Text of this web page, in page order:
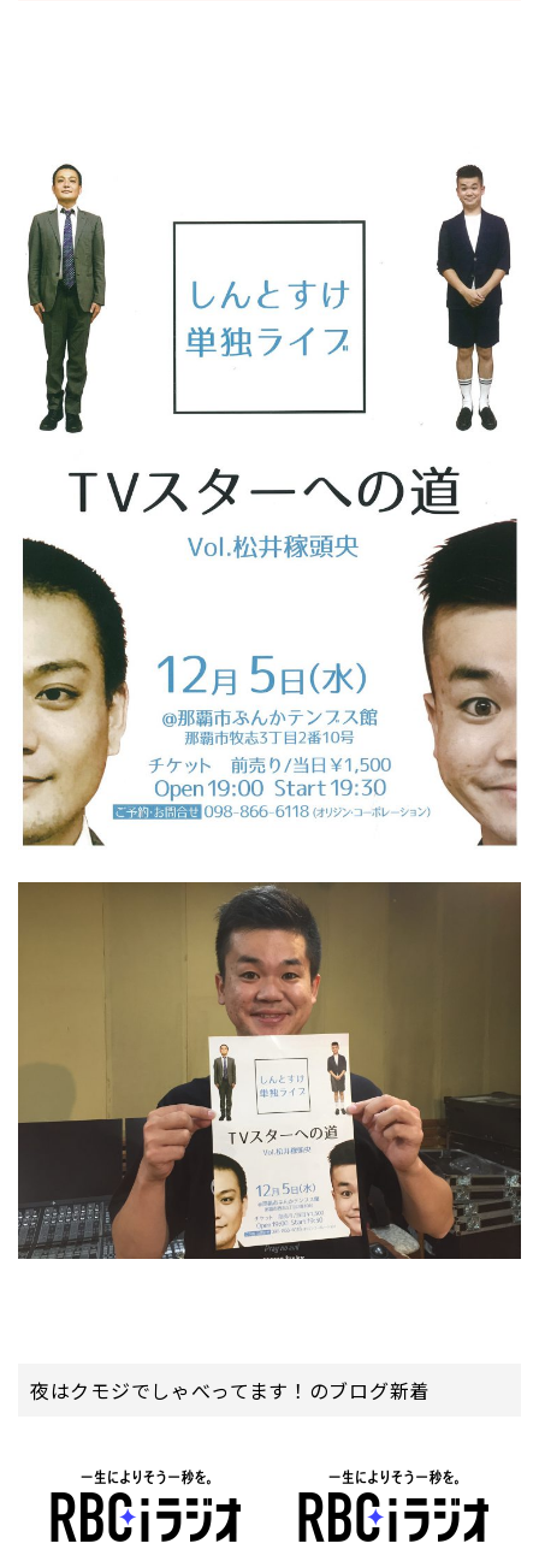
夜はクモジでしゃべってます！のブログ新着